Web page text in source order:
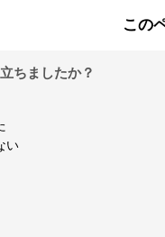
この
ちましたか？
い